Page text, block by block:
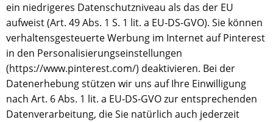
ein niedrigeres Datenschutzniveau als das der EU
aufweist (Art. 49 Abs. 1 S. 1 lit. a EU-DS-GVO). Sie können
verhaltensgesteuerte Werbung im Internet auf Pinterest
in den Personalisierungseinstellungen
(https://www.pinterest.com/) deaktivieren. Bei der
Datenerhebung stützen wir uns auf Ihre Einwilligung
nach Art. 6 Abs. 1 lit. a EU-DS-GVO zur entsprechenden
Datenverarbeitung, die Sie natürlich auch jederzeit